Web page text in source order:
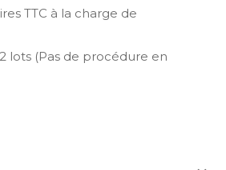
TTC à la charge de
lots (Pas de procédure en